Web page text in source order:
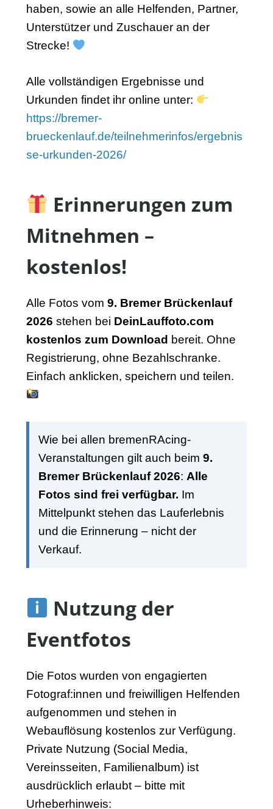
haben, sowie an alle Helfenden, Partner,
Unterstützer und Zuschauer an der
Strecke!
Alle vollständigen Ergebnisse und
Urkunden findet ihr online unter:
https://bremer-
brueckenlauf.de/teilnehmerinfos/ergebnis
se-urkunden-2026/
Erinnerungen zum
Mitnehmen –
kostenlos!
Alle Fotos vom 9. Bremer Brückenlauf
2026 stehen bei DeinLauffoto.com
kostenlos zum Download bereit. Ohne
Registrierung, ohne Bezahlschranke.
Einfach anklicken, speichern und teilen.
Wie bei allen bremenRAcing-
Veranstaltungen gilt auch beim 9.
Bremer Brückenlauf 2026: Alle
Fotos sind frei verfügbar. Im
Mittelpunkt stehen das Lauferlebnis
und die Erinnerung – nicht der
Verkauf.
Nutzung der
Eventfotos
Die Fotos wurden von engagierten
Fotograf:innen und freiwilligen Helfenden
aufgenommen und stehen in
Webauflösung kostenlos zur Verfügung.
Private Nutzung (Social Media,
Vereinsseiten, Familienalbum) ist
ausdrücklich erlaubt – bitte mit
Urheberhinweis: